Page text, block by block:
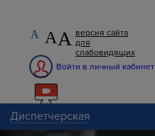
А АА версия сайта
для
слабовидящих
Войти в личный кабинет
Диспетчерская